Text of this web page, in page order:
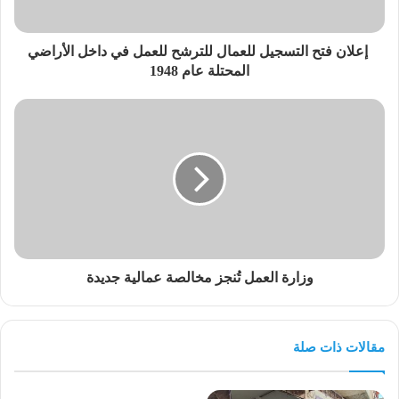
‎ إعلان فتح التسجيل للعمال للترشح للعمل في داخل الأراضي
المحتلة عام 1948
وزارة العمل تُنجز مخالصة عمالية جديدة
مقالات ذات صلة